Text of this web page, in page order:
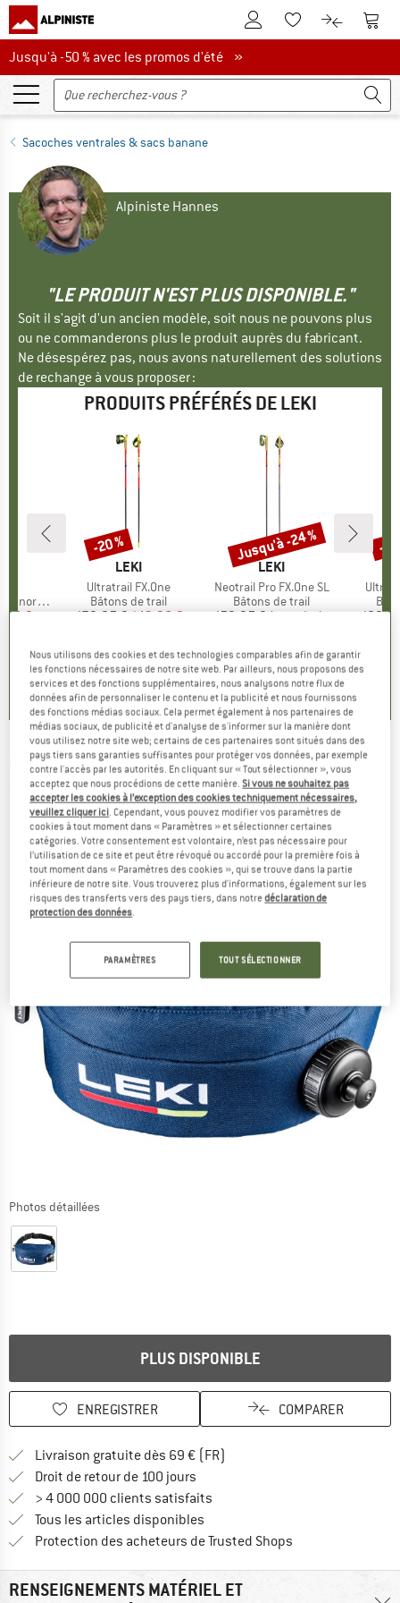
Vers le compte client
Vers la liste
Vers le
Jusqu'à -50 % avec les promos d'été
Jusqu'à -50 % avec les promos d'été »
Sacoches ventrales & sacs banane
Alpiniste Hannes
"LE PRODUIT N'EST PLUS DISPONIBLE."
Soit il s'agit d'un ancien modèle, soit nous ne pouvons plus
ou ne commanderons plus le produit auprès du fabricant.
Ne désespérez pas, nous avons naturellement des solutions
de rechange à vous proposer :
PRODUITS PRÉFÉRÉS DE LEKI
réduit
€
)
MARQUE
LEKI
Article
Ultratrail FX.One
Product group
Bâtons de trail
Prix
179,95 € Prix réduit
143,96 €
4,9(11)
Remise
-20 %
MARQUE
LEKI
Article
Neotrail Pro FX.One SL
Product group
Bâtons de trail
Prix
159,95 € Prix réduit
à partir de
5,0(2)
Remise
Jusqu'à -24 %
Article
-
LEKI -Drinkbelt Thermo - Sac banane
(0)
Photos détaillées
PLUS DISPONIBLE
ENREGISTRER COMPARER
Livraison gratuite dès 69 € (FR)
Droit de retour de 100 jours
> 4 000 000 clients satisfaits
Tous les articles disponibles
Protection des acheteurs de Trusted Shops
RENSEIGNEMENTS MATÉRIEL ET
Nous utilisons des cookies et des technologies comparables afin de garantir
les fonctions nécessaires de notre site web. Par ailleurs, nous proposons des
services et des fonctions supplémentaires, nous analysons notre flux de
données afin de personnaliser le contenu et la publicité et nous fournissons
des fonctions médias sociaux. Cela permet également à nos partenaires de
médias sociaux, de publicité et d'analyse de s'informer sur la manière dont
vous utilisez notre site web; certains de ces partenaires sont situés dans des
pays tiers sans garanties suffisantes pour protéger vos données, par exemple
contre l'accès par les autorités. En cliquant sur « Tout sélectionner », vous
acceptez que nous procédions de cette manière.Si vous ne souhaitez pas
accepter les cookies à l’exception des cookies techniquement nécessaires,
veuillez cliquer ici. Cependant, vous pouvez modifier vos paramètres de
cookies à tout moment dans « Paramètres » et sélectionner certaines
catégories. Votre consentement est volontaire, n’est pas nécessaire pour
l’utilisation de ce site et peut être révoqué ou accordé pour la première fois à
tout moment dans « Paramètres des cookies », qui se trouve dans la partie
inférieure de notre site. Vous trouverez plus d'informations, également sur les
risques des transferts vers des pays tiers, dans notredéclaration de
protection des données.
PARAMÈTRES TOUT SÉLECTIONNER